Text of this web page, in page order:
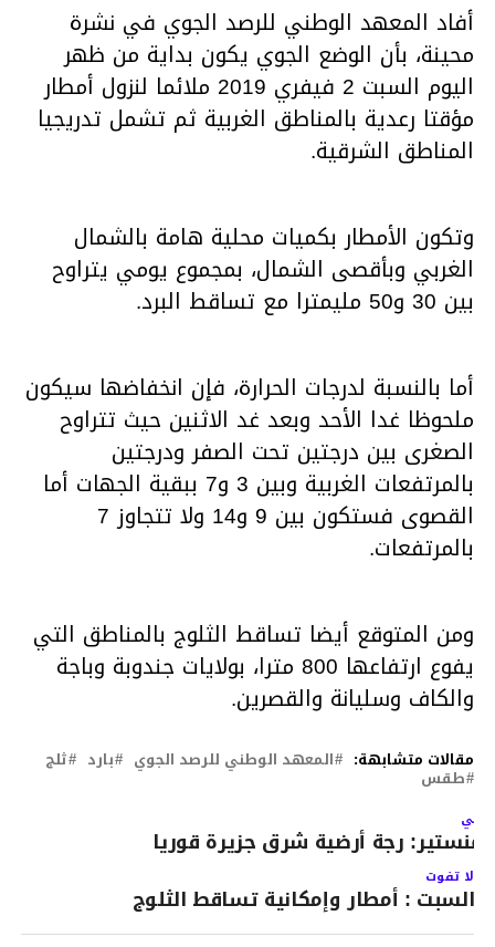
أفاد المعهد الوطني للرصد الجوي في نشرة
محينة، بأن الوضع الجوي يكون بداية من ظهر
اليوم السبت 2 فيفري 2019 ملائما لنزول أمطار
مؤقتا رعدية بالمناطق الغربية ثم تشمل تدريجيا
المناطق الشرقية.
وتكون الأمطار بكميات محلية هامة بالشمال
الغربي وبأقصى الشمال، بمجموع يومي يتراوح
بين 30 و50 مليمترا مع تساقط البرد.
أما بالنسبة لدرجات الحرارة، فإن انخفاضها سيكون
ملحوظا غدا الأحد وبعد غد الاثنين حيث تتراوح
الصغرى بين درجتين تحت الصفر ودرجتين
بالمرتفعات الغربية وبين 3 و7 ببقية الجهات أما
القصوى فستكون بين 9 و14 ولا تتجاوز 7
بالمرتفعات.
ومن المتوقع أيضا تساقط الثلوج بالمناطق التي
يفوع ارتفاعها 800 مترا، بولايات جندوبة وباجة
والكاف وسليانة والقصرين.
مقالات متشابهة: المعهد الوطني للرصد الجوي بارد ثلج
طقس
رجة أرضية شرق جزيرة قوريا
لا تفوت
السبت : أمطار وإمكانية تساقط الثلوج